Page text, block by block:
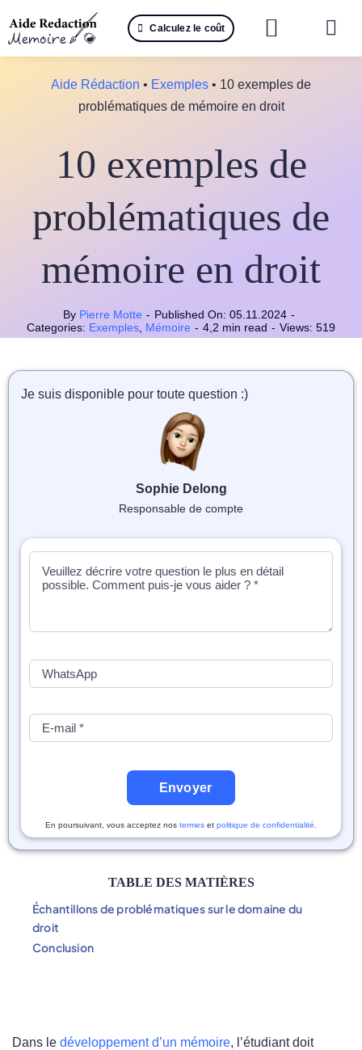
au
contenu
Calculez le coût
📝
Aide Rédaction • Exemples • 10 exemples de
problématiques de mémoire en droit
10 exemples de
problématiques de
mémoire en droit
By Pierre Motte - Published On: 05.11.2024 -
Categories: Exemples Mémoire - 4,2 min read - Views: 519
Je suis disponible pour toute question :)
Sophie Delong
Responsable de compte
Envoyer
En poursuivant, vous acceptez nos termes et politique de confidentialité
TABLE DES MATIÈRES
Échantillons de problématiques sur le domaine du
droit
Conclusion
Dans le développement d’un mémoire, l’étudiant doit